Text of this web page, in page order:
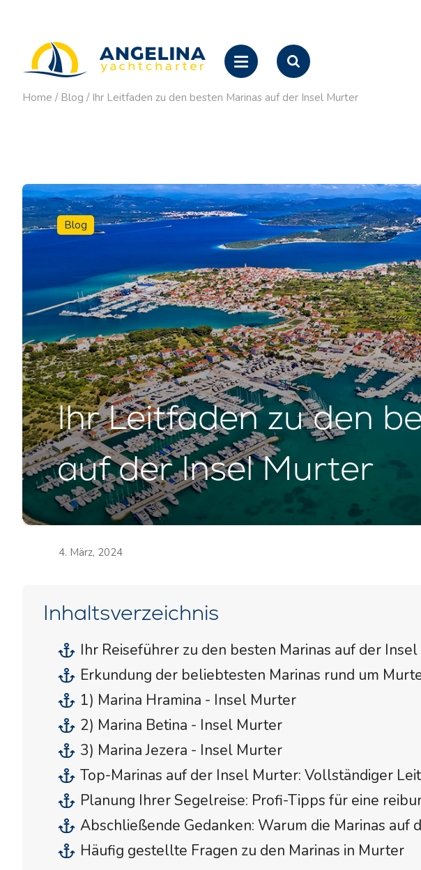
Home / Blog / Ihr Leitfaden zu den besten Marinas auf der Insel Murter
Blog
Ihr Leitfaden zu den
auf der Insel Murter
4. März, 2024
Inhaltsverzeichnis
Ihr Reiseführer zu den besten Marinas auf der
Erkundung der beliebtesten Marinas rund um
1) Marina Hramina - Insel Murter
2) Marina Betina - Insel Murter
3) Marina Jezera - Insel Murter
Top-Marinas auf der Insel Murter: Vollständiger
Planung Ihrer Segelreise: Profi-Tipps für eine
Abschließende Gedanken: Warum die Marinas auf
Häufig gestellte Fragen zu den Marinas in Murter